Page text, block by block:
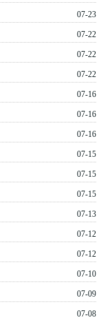
07-23
07-22
07-22
07-22
07-16
07-16
07-16
07-15
07-15
07-15
07-13
07-12
07-12
07-10
07-09
07-08